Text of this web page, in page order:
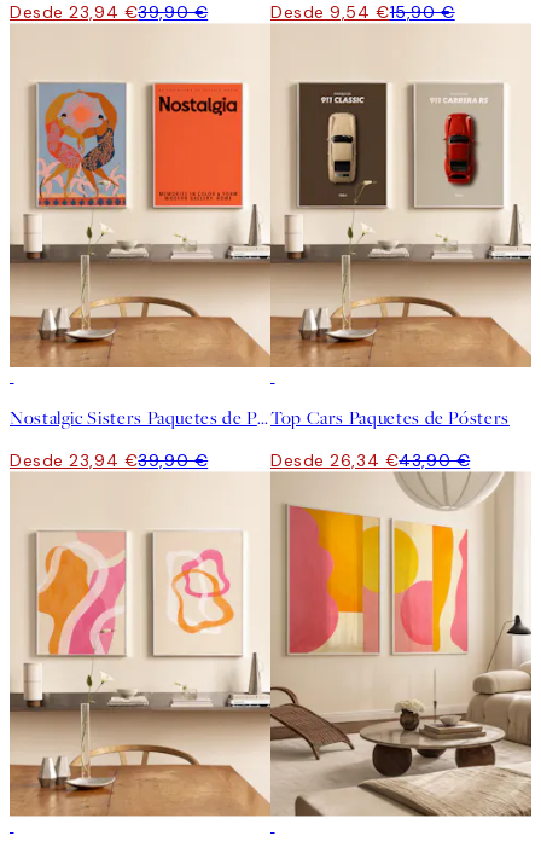
Desde 23,94 €39,90 € Desde 9,54 €15,90 €
Nostalgic Sisters Paquetes de Pósters
Desde 23,94 €39,90 €
Top Cars Paquetes de Pósters
Desde 26,34 €43,90 €